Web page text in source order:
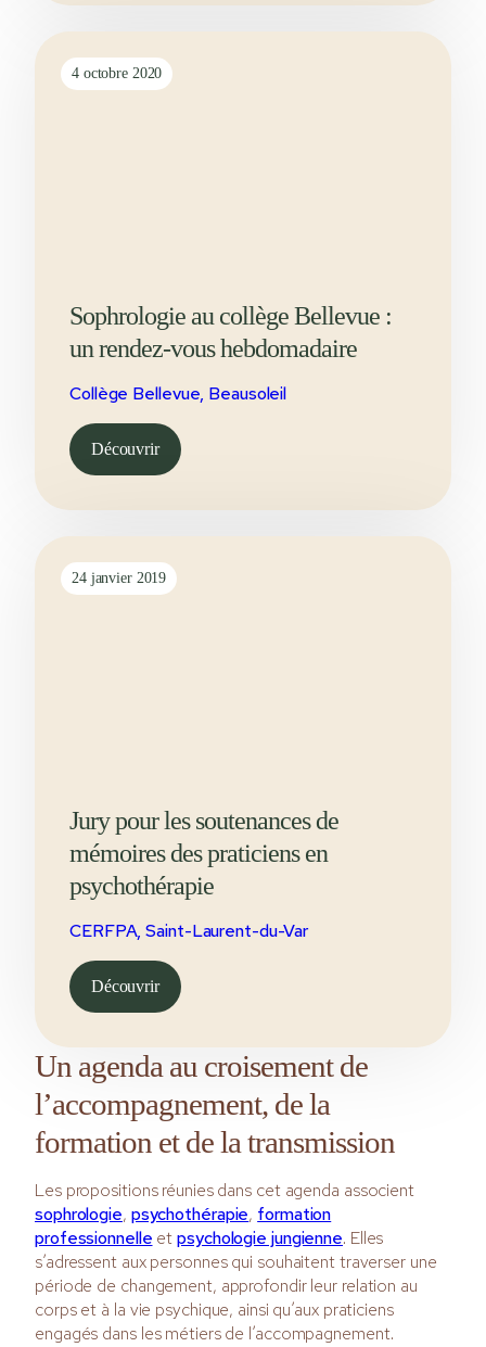
4 octobre 2020
Sophrologie au collège Bellevue :
un rendez-vous hebdomadaire
Collège Bellevue, Beausoleil
Découvrir
24 janvier 2019
Jury pour les soutenances de
mémoires des praticiens en
psychothérapie
CERFPA, Saint-Laurent-du-Var
Découvrir
Un agenda au croisement de
l’accompagnement, de la
formation et de la transmission
Les propositions réunies dans cet agenda associent
sophrologie, psychothérapie, formation
professionnelle etpsychologie jungienne. Elles
s’adressent aux personnes qui souhaitent traverser une
période de changement, approfondir leur relation au
corps et à la vie psychique, ainsi qu’aux praticiens
engagés dans les métiers de l’accompagnement.